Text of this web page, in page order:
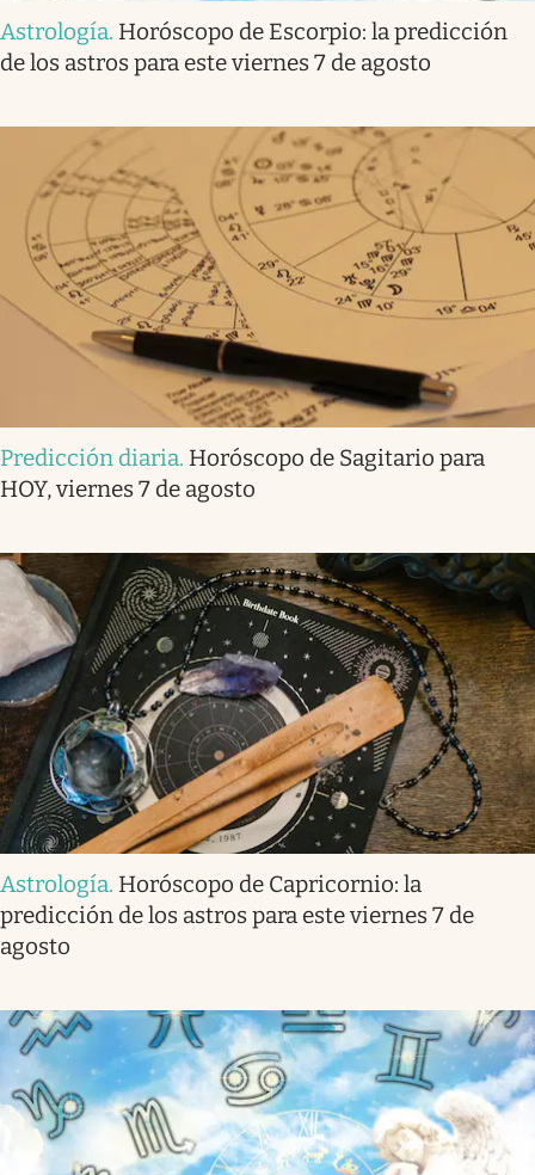
Astrología. Horóscopo de Escorpio: la predicción
de los astros para este viernes 7 de agosto
Predicción diaria. Horóscopo de Sagitario para
HOY, viernes 7 de agosto
Astrología. Horóscopo de Capricornio: la
predicción de los astros para este viernes 7 de
agosto